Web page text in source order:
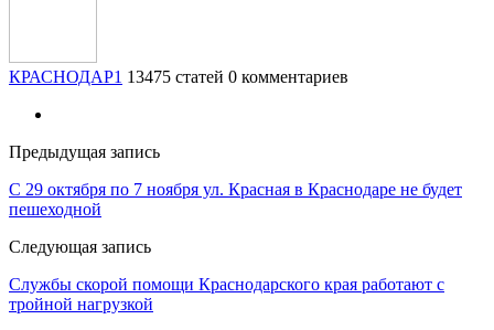
КРАСНОДАР1 13475 статей 0 комментариев
Предыдущая запись
С 29 октября по 7 ноября ул. Красная в Краснодаре не будет
пешеходной
Следующая запись
Службы скорой помощи Краснодарского края работают с
тройной нагрузкой